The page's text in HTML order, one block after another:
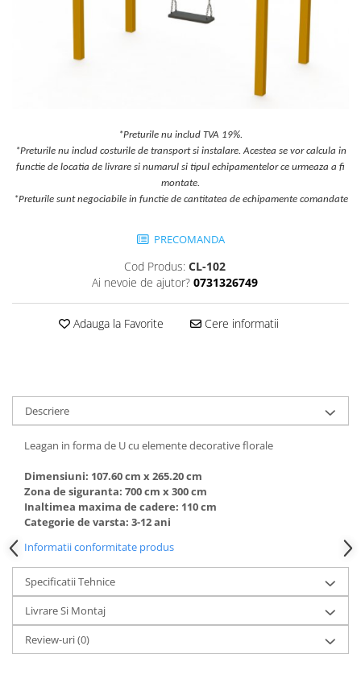
Echipamente de catarat
Trasee echilibristica
Echipament muzical
Animale din cauciuc
Skateboarding
Terenuri Multisport
Mese de jocuri
MOBILIER URBAN
Garduri/Imprejmuiri
Panouri pentru informare/Marcaje
Foisoare si pergole
Rastel Biciclete
Banci
*Preturile nu includ TVA 19%.
*Preturile nu includ costurile de transport si instalare. Acestea se vor calcula in
functie de locatia de livrare si numarul si tipul echipamentelor ce urmeaza a fi
montate.
*Preturile sunt negociabile in functie de cantitatea de echipamente comandate
PRECOMANDA
Cod Produs: CL-102
Ai nevoie de ajutor? 0731326749
Adauga la Favorite Cere informatii
Descriere
Leagan in forma de U cu elemente decorative florale
Dimensiuni: 107.60 cm х 265.20 cm
Zona de siguranta: 700 cm x 300 cm
Inaltimea maxima de cadere: 110 cm
Categorie de varsta: 3-12 ani
Informatii conformitate produs
Specificatii Tehnice
Livrare Si Montaj
Review-uri(0)